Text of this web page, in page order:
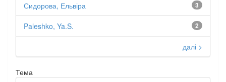
3
Сидорова, Ельвіра
2
Paleshko, Ya.S.
далі >
Тема